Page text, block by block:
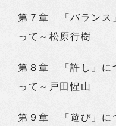
第７章 「バランス
って～松原行樹
第８章 「許し」に
って～戸田惺山
第９章 「遊び」に